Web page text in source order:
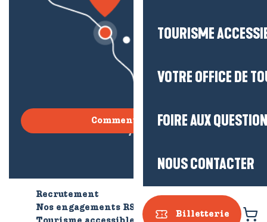
TOURISME
VOTRE OFFICE DE
FOIRE AUX
NOUS CONTACTER
Billetterie
Comment venir ?
Recrutement
Qui sommes-nous ?
Nos engagements RSE